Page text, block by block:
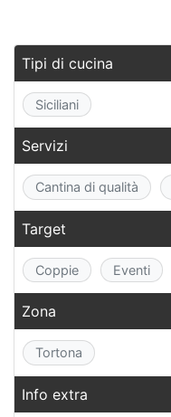
Tipi di cucina
Siciliani
Servizi
Cantina di qualità
Target
Coppie Eventi
Zona
Tortona
Info extra